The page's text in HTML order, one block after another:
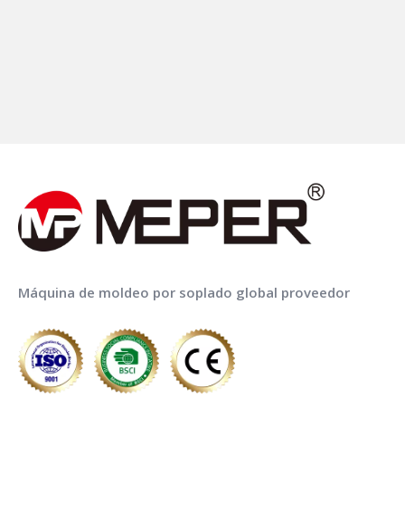
Máquina de moldeo por soplado global proveedor